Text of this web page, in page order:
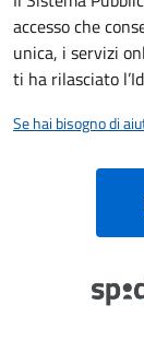
accesso che
unica, i servizi
ti ha rilasciato
Se hai bisogno di